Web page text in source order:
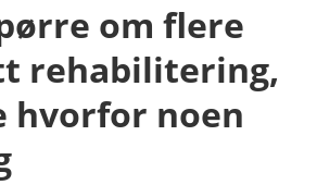
om flere
rehabilitering,
hvorfor noen